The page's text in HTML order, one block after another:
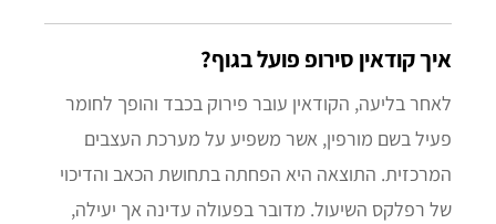
איך קודאין סירופ פועל בגוף?
לאחר בליעה, הקודאין עובר פירוק בכבד והופך לחומר
פעיל בשם מורפין, אשר משפיע על מערכת העצבים
המרכזית. התוצאה היא הפחתה בתחושת הכאב והדיכוי
של רפלקס השיעול. מדובר בפעולה עדינה אך יעילה,